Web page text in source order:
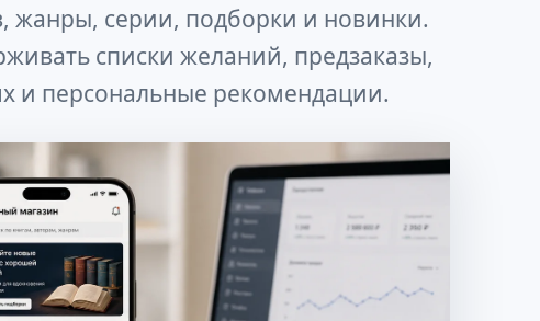
жанры, серии, подборки и новинки.
списки желаний, предзаказы,
и персональные рекомендации.